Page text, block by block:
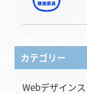
カテゴリー
Webデザイン